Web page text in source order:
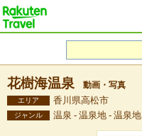
花樹海温泉 動画・写真
エリア 香川県高松市
ジャンル 温泉 - 温泉地 - 温泉地